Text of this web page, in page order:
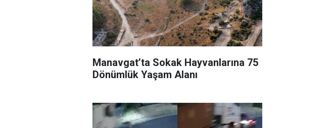
Manavgat’ta Sokak Hayvanlarına 75
Dönümlük Yaşam Alanı